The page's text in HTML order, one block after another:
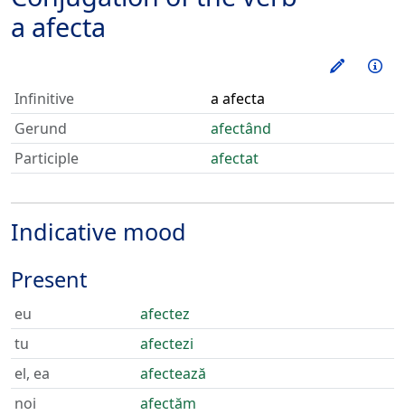
a afecta
Train
Infinitive
a afecta
Gerund
afectând
Participle
afectat
Indicative mood
Present
eu
afectez
tu
afectezi
el, ea
afectează
noi
afectăm